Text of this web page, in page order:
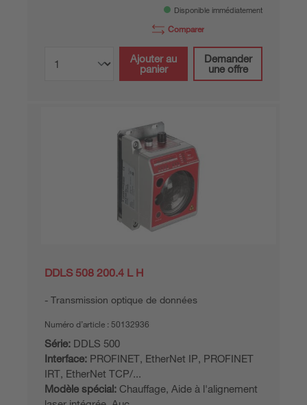
Disponible immédiatement
Comparer
Ajouter au
panier
Demander
une offre
DDLS 508 200.4 L H
Transmission optique de données
Numéro d’article : 50132936
Série: DDLS 500
Interface: PROFINET, EtherNet IP, PROFINET
IRT, EtherNet TCP/...
Modèle spécial: Chauffage, Aide à l'alignement